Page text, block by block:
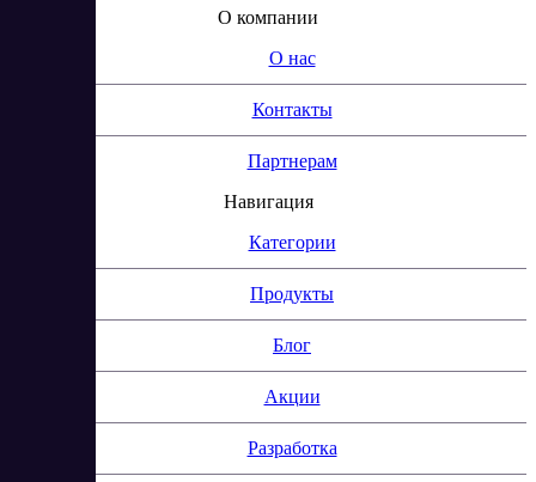
О компании
О нас
Контакты
Партнерам
Навигация
Категории
Продукты
Блог
Акции
Разработка